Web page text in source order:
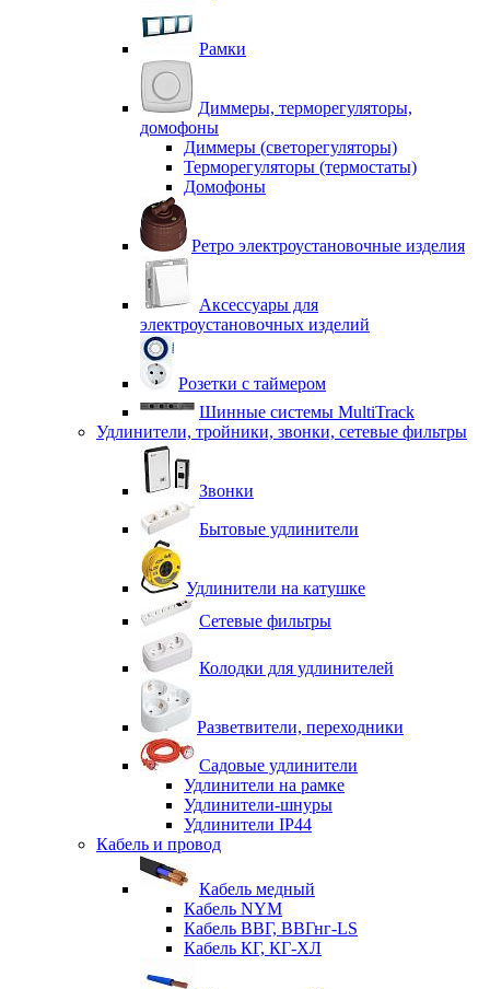
Рамки
Диммеры, терморегуляторы,
домофоны
Диммеры (светорегуляторы)
Терморегуляторы (термостаты)
Домофоны
Ретро электроустановочные изделия
Аксессуары для
электроустановочных изделий
Розетки с таймером
Шинные системы MultiTrack
Удлинители, тройники, звонки, сетевые фильтры
Звонки
Бытовые удлинители
Удлинители на катушке
Сетевые фильтры
Колодки для удлинителей
Разветвители, переходники
Садовые удлинители
Удлинители на рамке
Удлинители-шнуры
Удлинители IP44
Кабель и провод
Кабель медный
Кабель NYM
Кабель ВВГ, ВВГнг-LS
Кабель КГ, КГ-ХЛ